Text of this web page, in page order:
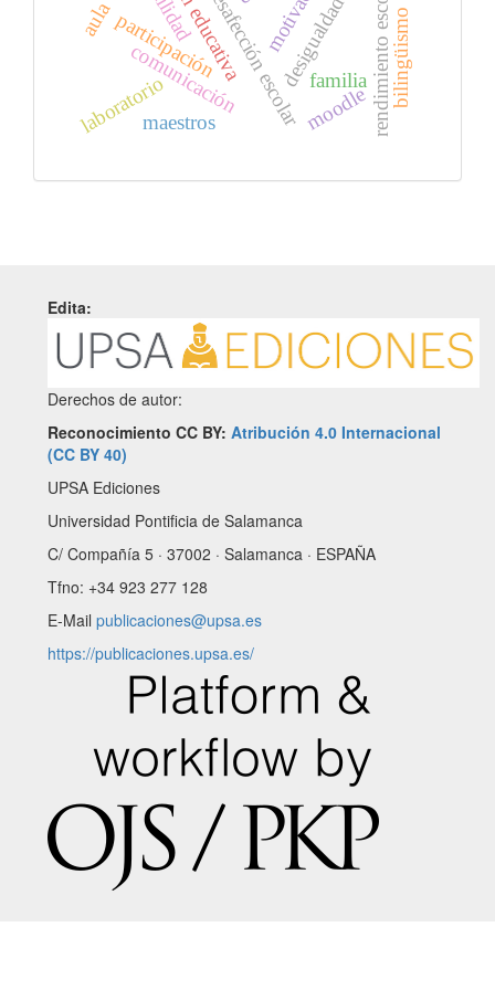
comunicación familia
participación rendimiento escolarbilingüismo
moodle
laboratoriomaestros
Edita:
Derechos de autor:
Reconocimiento CC BY: Atribución 4.0 Internacional
(CC BY 40)
UPSA Ediciones
Universidad Pontificia de Salamanca
C/ Compañía 5 · 37002 · Salamanca · ESPAÑA
Tfno: +34 923 277 128
E-Mail publicaciones@upsa.es
https://publicaciones.upsa.es/